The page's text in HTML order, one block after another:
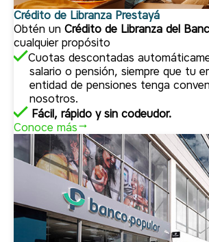
Crédito de Libranza Prestayá
Obtén unCrédito de Libranza del
cualquier propósito
Cuotas descontadas
salario o pensión, siempre que tu
entidad de pensiones tenga
nosotros.
Fácil, rápido y sin codeudor.
Conoce más